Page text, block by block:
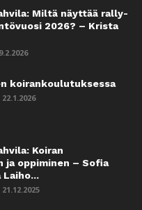
Miltä näyttää rally-
2026? – Krista
9.2.2026
koirankoulutuksessa
22.1.2026
Koiran
ja oppiminen – Sofia
Laiho...
21.12.2025